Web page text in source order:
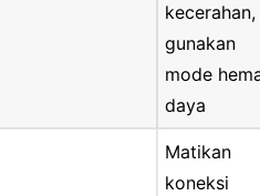
kecerahan,
gunakan
mode
daya
Matikan
koneksi